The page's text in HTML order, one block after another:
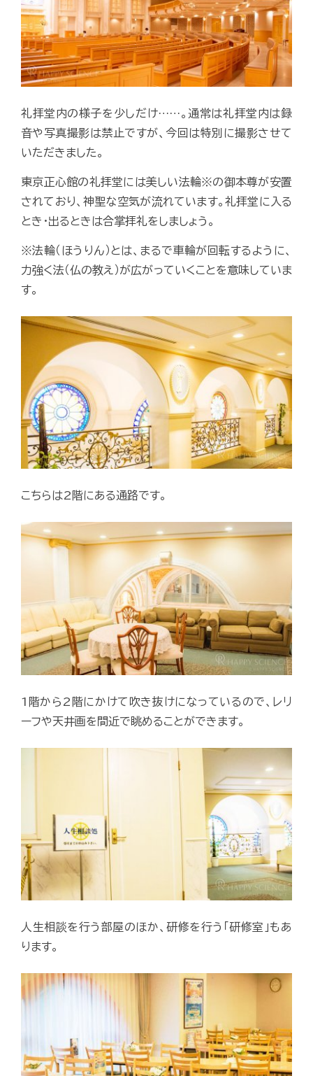
礼拝堂内の様子を少しだけ……。通常は礼拝堂内は録
音や写真撮影は禁止ですが、今回は特別に撮影させて
いただきました。
東京正心館の礼拝堂には美しい法輪※の御本尊が安置
されており、神聖な空気が流れています。礼拝堂に入る
とき・出るときは合掌拝礼をしましょう。
※法輪（ほうりん）とは、まるで車輪が回転するように、
力強く法（仏の教え）が広がっていくことを意味していま
す。
こちらは2階にある通路です。
1階から2階にかけて吹き抜けになっているので、レリ
ーフや天井画を間近で眺めることができます。
人生相談を行う部屋のほか、研修を行う「研修室」もあ
ります。